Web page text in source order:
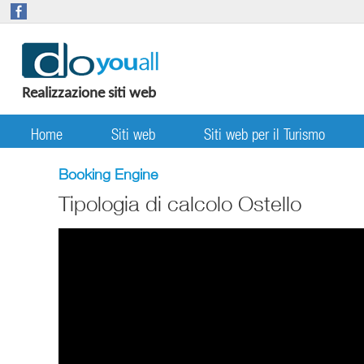
Realizzazione siti web
Home Siti web Siti web per il Turismo
Booking Engine
Tipologia di calcolo Ostello